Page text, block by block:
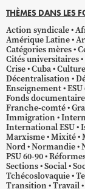
THÈMES DANS LES
Action syndicale
Amérique Latine
Catégories mères
Cités universitaires
Crise Cuba Culture
Décentralisation
Enseignement
Fonds
Franche-comté
Immigration
International ESU
Marxisme Mixité
Nord Normandie
PSU 60-90
Sections Social
Tchécoslovaquie
Transition Travail